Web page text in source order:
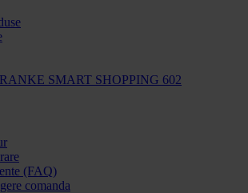
SMART SHOPPING 602
(FAQ)
comanda